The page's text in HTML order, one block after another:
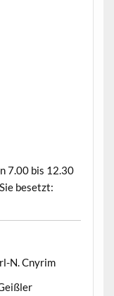
7.00 bis 12.30
besetzt:
Cnyrim